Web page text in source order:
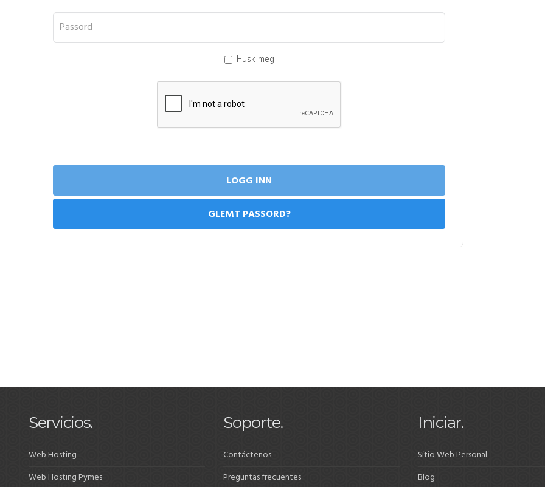
Husk meg
GLEMT PASSORD?
Servicios.
Web Hosting
Web Hosting Pymes
Soporte.
Contáctenos
Preguntas frecuentes
Iniciar.
Sitio Web Personal
Blog